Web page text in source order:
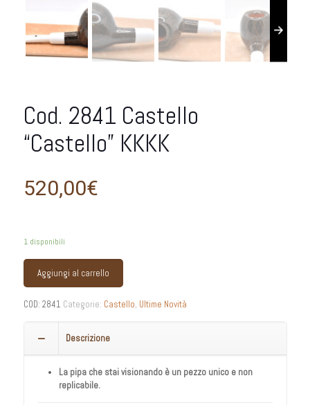
Cod. 2841 Castello
“Castello” KKKK
520,00€
1 disponibili
Aggiungi al carrello
COD: 2841 Categorie: Castello, Ultime Novità
Descrizione
La pipa che stai visionando è un pezzo unico e non
replicabile.